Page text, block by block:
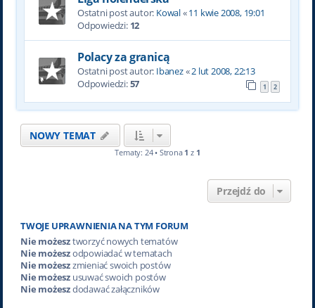
Ostatni post autor: Kowal«11 kwie 2008, 19:01
Odpowiedzi: 12
Polacy za granicą
Ostatni post autor: Ibanez«2 lut 2008, 22:13
Odpowiedzi:57 1 2
NOWY TEMAT
Tematy: 24 • Strona 1 z 1
Przejdź do
TWOJE UPRAWNIENIA NA TYM FORUM
Nie możesztworzyć nowych tematów
Nie możeszodpowiadać w tematach
Nie możeszzmieniać swoich postów
Nie możeszusuwać swoich postów
Nie możeszdodawać załączników